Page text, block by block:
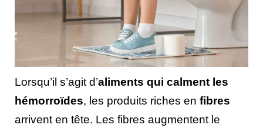
Lorsqu’il s’agit d’aliments qui calment les
hémorroïdes, les produits riches en fibres
arrivent en tête. Les fibres augmentent le